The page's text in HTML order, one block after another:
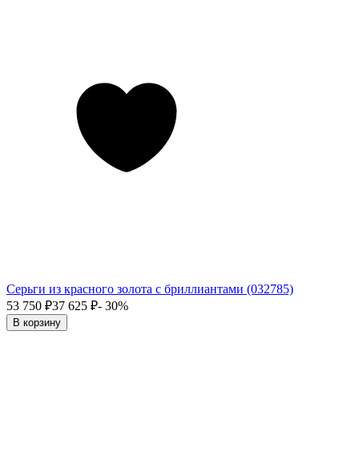
Серьги из красного золота с бриллиантами (032785)
53 750 ₽37 625 ₽- 30%
В корзину